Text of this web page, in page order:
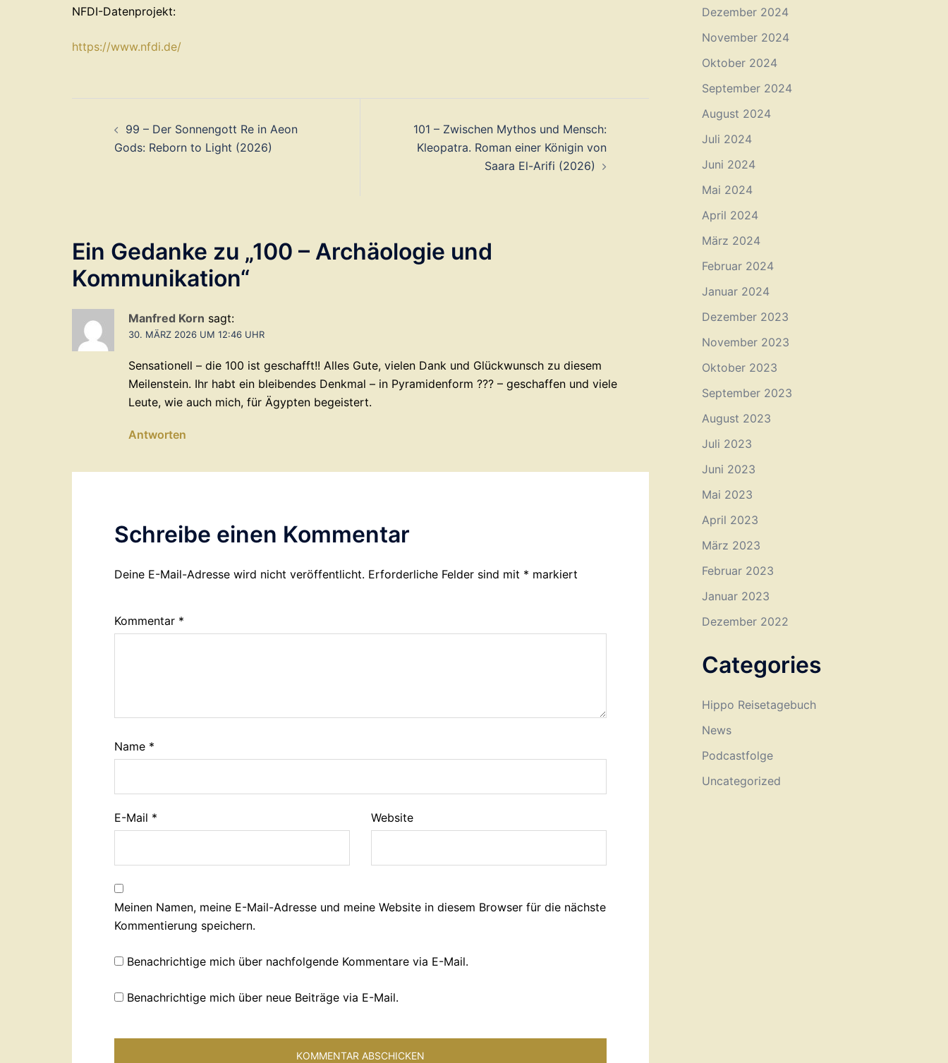
NFDI-Datenprojekt:
⁠https://www.nfdi.de/⁠
99 – Der Sonnengott Re in Aeon
Gods: Reborn to Light (2026)
101 – Zwischen Mythos und Mensch:
Kleopatra. Roman einer Königin von
Saara El-Arifi (2026)
Ein Gedanke zu „100 – Archäologie und
Kommunikation“
Manfred Korn sagt:
30. MÄRZ 2026 UM 12:46 UHR
Sensationell – die 100 ist geschafft!! Alles Gute, vielen Dank und Glückwunsch zu diesem
Meilenstein. Ihr habt ein bleibendes Denkmal – in Pyramidenform ??? – geschaffen und viele
Leute, wie auch mich, für Ägypten begeistert.
Antworten
Schreibe einen Kommentar
Deine E-Mail-Adresse wird nicht veröffentlicht. Erforderliche Felder sind mit * markiert
Kommentar *
Name *
E-Mail * Website
Meinen Namen, meine E-Mail-Adresse und meine Website in diesem Browser für die nächste
Kommentierung speichern.
Benachrichtige mich über nachfolgende Kommentare via E-Mail.
Benachrichtige mich über neue Beiträge via E-Mail.
Dezember 2024
November 2024
Oktober 2024
September 2024
August 2024
Juli 2024
Juni 2024
Mai 2024
April 2024
März 2024
Februar 2024
Januar 2024
Dezember 2023
November 2023
Oktober 2023
September 2023
August 2023
Juli 2023
Juni 2023
Mai 2023
April 2023
März 2023
Februar 2023
Januar 2023
Dezember 2022
Categories
Hippo Reisetagebuch
News
Podcastfolge
Uncategorized